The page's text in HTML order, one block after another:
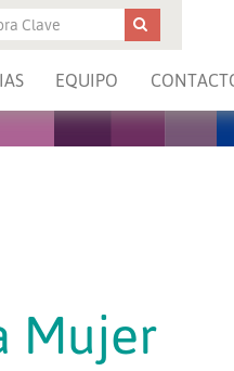
EQUIPO
Mujer